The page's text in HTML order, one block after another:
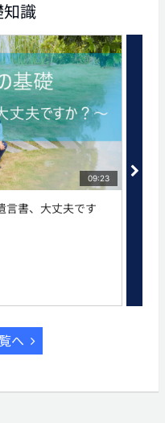
通様式の遺言書〜遺言書
知識
09:23
言書、大丈夫です
へ